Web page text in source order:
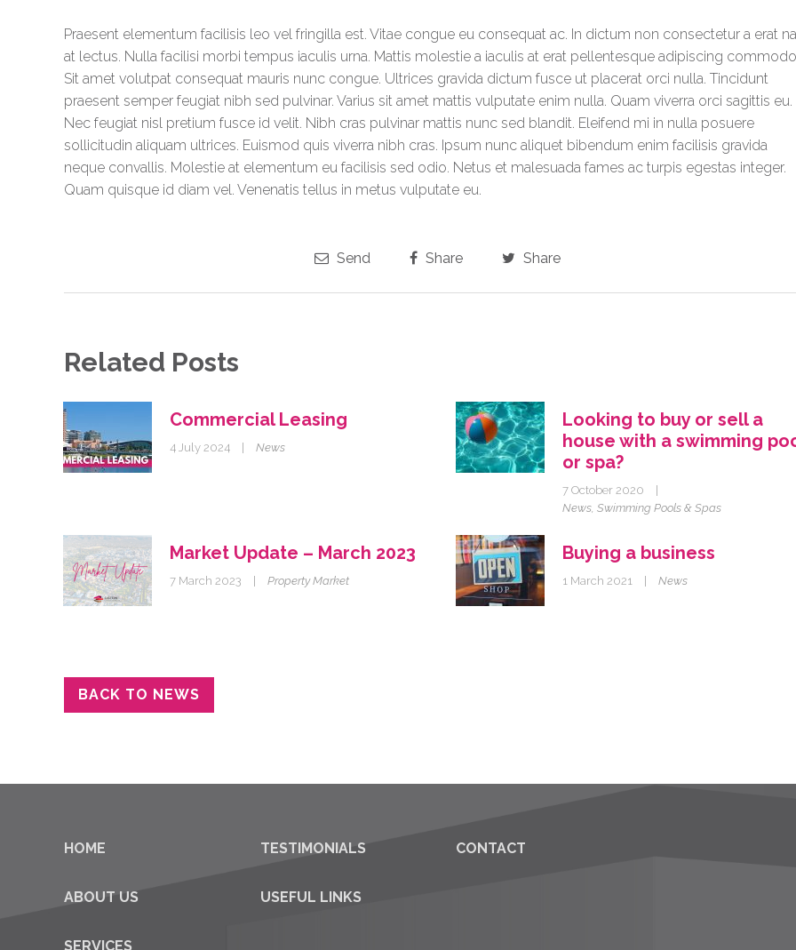
Praesent elementum facilisis leo vel fringilla est. Vitae congue eu consequat ac. In dictum non consectetur a erat
at lectus. Nulla facilisi morbi tempus iaculis urna. Mattis molestie a iaculis at erat pellentesque adipiscing
Sit amet volutpat consequat mauris nunc congue. Ultrices gravida dictum fusce ut placerat orci nulla. Tincidunt
praesent semper feugiat nibh sed pulvinar. Varius sit amet mattis vulputate enim nulla. Quam viverra orci sagittis eu.
Nec feugiat nisl pretium fusce id velit. Nibh cras pulvinar mattis nunc sed blandit. Eleifend mi in nulla posuere
sollicitudin aliquam ultrices. Euismod quis viverra nibh cras. Ipsum nunc aliquet bibendum enim facilisis gravida
neque convallis. Molestie at elementum eu facilisis sed odio. Netus et malesuada fames ac turpis egestas integer.
Quam quisque id diam vel. Venenatis tellus in metus vulputate eu.
Send Share Share
Related Posts
Commercial Leasing
4 July 2024 News
Looking to buy or sell a
house with a swimming
or spa?
7 October 2020
News,Swimming Pools & Spas
Market Update – March 2023
7 March 2023 Property Market
Buying a business
1 March 2021 News
BACK TO NEWS
HOME
ABOUT US
SERVICES
TESTIMONIALS
USEFUL LINKS
CONTACT